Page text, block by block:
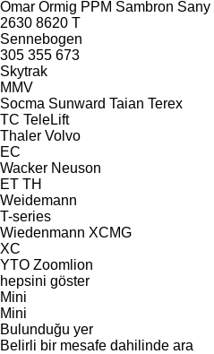
Omar Ormig PPM Sambron Sany
2630 8620 T
Sennebogen
305 355 673
Skytrak
MMV
Socma Sunward Taian Terex
TC TeleLift
Thaler Volvo
EC
Wacker Neuson
ET TH
Weidemann
T-series
Wiedenmann XCMG
XC
YTO Zoomlion
hepsini göster
Mini
Mini
Bulunduğu yer
Belirli bir mesafe dahilinde ara